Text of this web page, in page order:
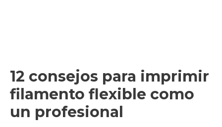
12 consejos para imprimir
filamento flexible como
un profesional